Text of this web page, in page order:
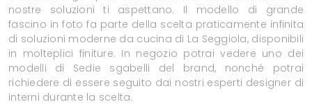
nostre soluzioni ti aspettano. Il modello di grande
fascino in foto fa parte della scelta praticamente infinita
di soluzioni moderne da cucina di La Seggiola, disponibili
in molteplici finiture. In negozio potrai vedere uno dei
modelli di Sedie sgabelli del brand, nonché potrai
richiedere di essere seguito dai nostri esperti designer di
interni durante la scelta.